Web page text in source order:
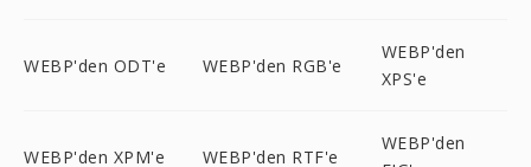
WEBP'den ODT'e WEBP'den RGB'e
WEBP'den
XPS'e
WEBP'den XPM'e WEBP'den RTF'e
WEBP'den